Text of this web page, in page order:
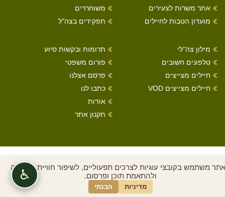
אתר משרות לצעירים
מועדון הטבות לחיילים
משוחררים
תפקידים בצה"ל
מילון צה"לי
טלפונים חשובים
חיילים מצייצים
חיילים מצייצים VOD
תרומות ובקשות סיוע
פורום משפטי
פרסם אצלנו
כתבו לנו
אודות
תקנון אתר
ASTUDIO בניית אתרים
משתמש בקובצי עוגיות לצרכים תפעוליים, לשיפור חוויית הגלישה
ולהתאמת תוכן ופרסום.
מדיניות הבנתי
♿